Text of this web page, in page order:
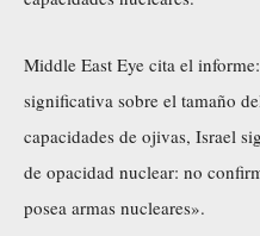
Middle East Eye cita el
significativa sobre el tamaño
capacidades de ojivas, Israel
de opacidad nuclear: no
posea armas nucleares».